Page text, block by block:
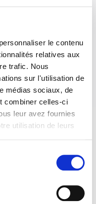
le contenu
relatives aux
trafic. Nous
sur l'utilisation de
médias sociaux, de
combiner celles-ci
leur avez fournies
utilisation de leurs